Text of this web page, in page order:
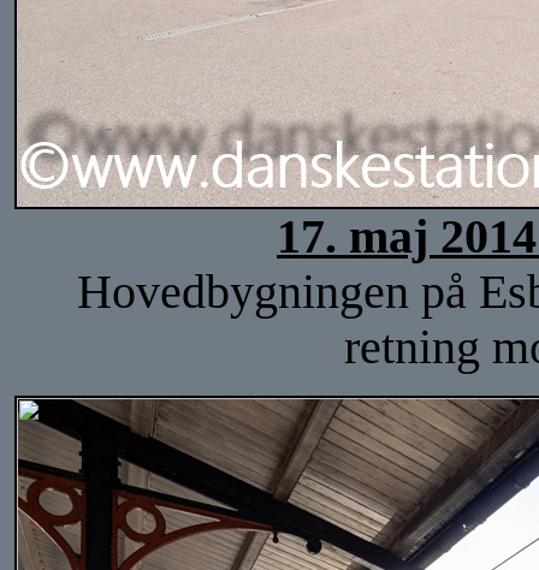
17. maj
Hovedbygningen på
retning